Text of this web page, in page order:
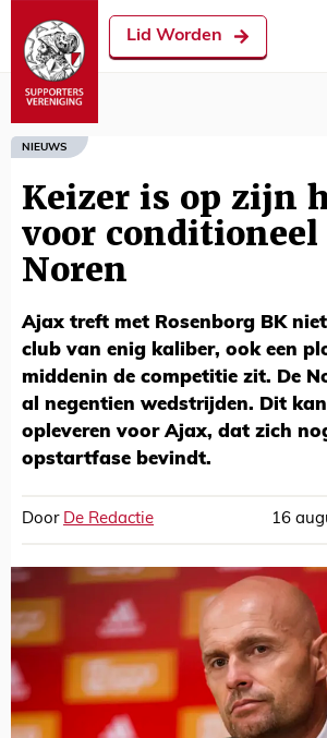
Lid Worden
NIEUWS
Keizer is op zijn
voor
Noren
Ajax treft met Rosenborg BK
club van enig kaliber, ook een
middenin de competitie zit. De
al negentien wedstrijden. Dit kan
opleveren voor Ajax, dat zich
opstartfase bevindt.
Door De Redactie 16